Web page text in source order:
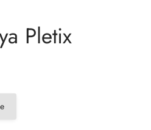
Pletix